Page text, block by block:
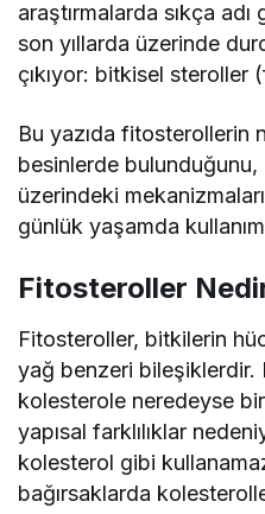
araştırmalarda sıkça
son yıllarda üzerinde
çıkıyor: bitkisel steroller
Bu yazıda fitosterollerin
besinlerde bulunduğunu,
üzerindeki
günlük yaşamda
Fitosteroller
Fitosteroller, bitkilerin
yağ benzeri bileşiklerdir.
kolesterole neredeyse
yapısal farklılıklar
kolesterol gibi
bağırsaklarda